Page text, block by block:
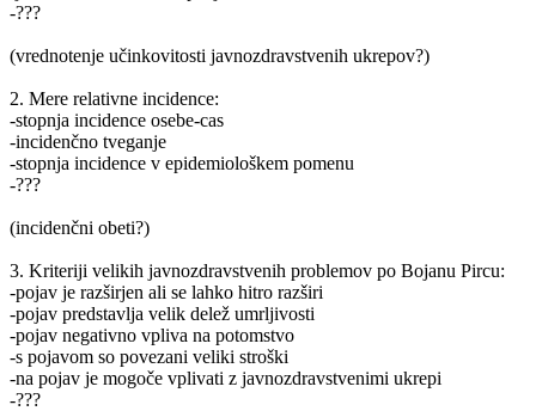
-???
(vrednotenje učinkovitosti javnozdravstvenih ukrepov?)
2. Mere relativne incidence:
-stopnja incidence osebe-cas
-incidenčno tveganje
-stopnja incidence v epidemiološkem pomenu
-???
(incidenčni obeti?)
3. Kriteriji velikih javnozdravstvenih problemov po Bojanu Pircu:
-pojav je razširjen ali se lahko hitro razširi
-pojav predstavlja velik delež umrljivosti
-pojav negativno vpliva na potomstvo
-s pojavom so povezani veliki stroški
-na pojav je mogoče vplivati z javnozdravstvenimi ukrepi
-???